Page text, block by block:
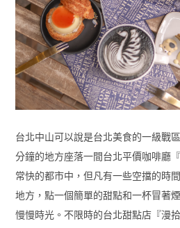
台北中山可以說是台北美食的一級戰
分鐘的地方座落一間台北平價咖啡廳
常快的都市中，但凡有一些空擋的時
地方，點一個簡單的甜點和一杯冒著
慢慢時光。不限時的台北甜點店『漫